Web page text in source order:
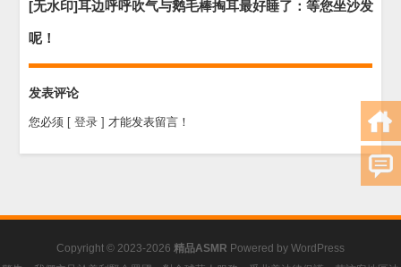
[无水印]耳边呼呼吹气与鹅毛棒掏耳最好睡了：等您坐沙发
呢！
发表评论
您必须 [ 登录 ] 才能发表留言！
Copyright © 2023-2026 精品ASMR Powered by WordPress